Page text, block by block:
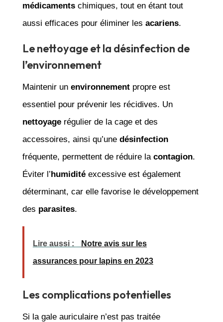
médicamentschimiques, tout en étant tout
aussi efficaces pour éliminer les acariens.
Le nettoyage et la désinfection de
l’environnement
Maintenir un environnementpropre est
essentiel pour prévenir les récidives. Un
nettoyagerégulier de la cage et des
accessoires, ainsi qu’une désinfection
fréquente, permettent de réduire la contagion.
Éviter l’humiditéexcessive est également
déterminant, car elle favorise le développement
des parasites.
Lire aussi : Notre avis sur les
assurances pour lapins en 2023
Les complications potentielles
Si la gale auriculaire n’est pas traitée